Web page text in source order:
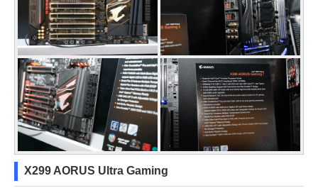
X299 AORUS Ultra Gaming